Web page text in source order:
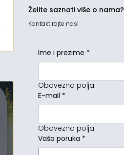
Želite saznati više o nama?
Kontaktirajte nas!
Ime i prezime *
Obavezna polja.
E-mail *
Obavezna polja.
Vaša poruka *